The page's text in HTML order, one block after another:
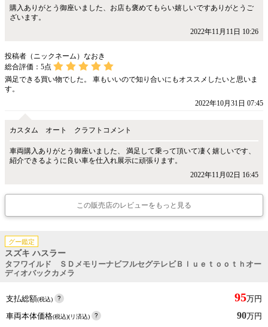
購入ありがとう御座いました、お店も褒めてもらい嬉しいですありがとうご
ざいます。
2022年11月11日 10:26
投稿者（ニックネーム）なおき
総合評価： 5点
満足できる買い物でした。 車もいいので知り合いにもオススメしたいと思いま
す。
2022年10月31日 07:45
カスタム オート クラフトコメント
車両購入ありがとう御座いました、 満足して乗って頂いて凄く嬉しいです、
紹介できるように良い車を仕入れ展示に頑張ります。
2022年11月02日 16:45
この販売店のレビューをもっと見る
グー鑑定
スズキ ハスラー
タフワイルド ＳＤメモリーナビフルセグテレビＢｌｕｅｔｏｏｔｈオー
ディオバックカメラ
支払総額(税込) 95万円
車両本体価格(税込)(リ済込) 90万円